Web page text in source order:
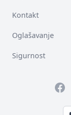
Kontakt
Oglašavanje
Sigurnost